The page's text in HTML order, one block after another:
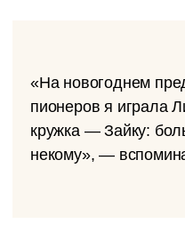
«На новогоднем
пионеров я играла
кружка — Зайку:
некому», —